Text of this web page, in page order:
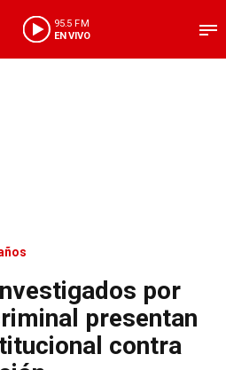
95.5 FM
EN VIVO
por
presentan
contra